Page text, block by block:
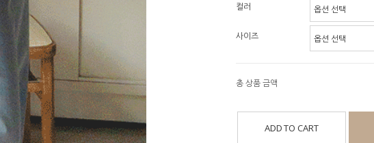
컬러
사이즈
총 상품 금액
ADD TO CART